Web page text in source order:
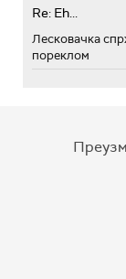
Re: Eh...
Лесковачка
пореклом